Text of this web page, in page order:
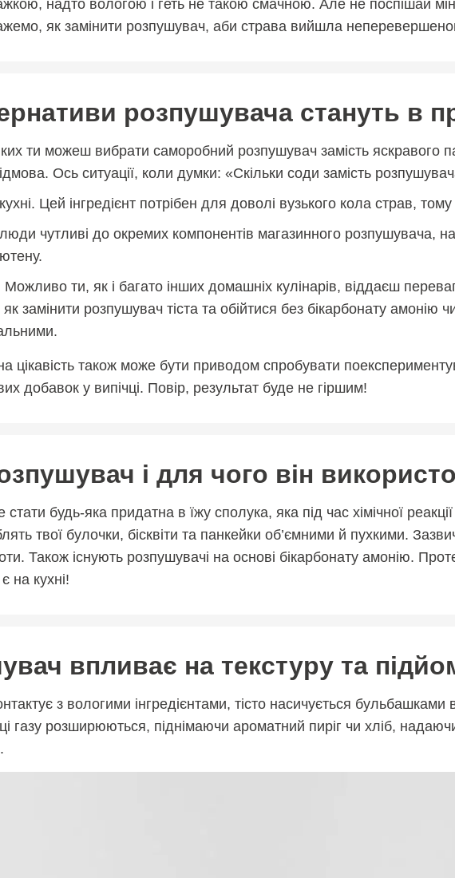
надто вологою і геть не такою смачною. Але не поспішай
як замінити розпушувач, аби страва вийшла
розпушувача стануть в
ти можеш вибрати саморобний розпушувач замість яскравого
Ось ситуації, коли думки: «Скільки соди замість
кухні. Цей інгредієнт потрібен для доволі вузького кола страв,
чутливі до окремих компонентів магазинного розпушувача,
Можливо ти, як і багато інших домашніх кулінарів, віддаєш
замінити розпушувач тіста та обійтися без бікарбонату амонію
цікавість також може бути приводом спробувати
добавок у випічці. Повір, результат буде не гіршим!
і для чого він
будь-яка придатна в їжу сполука, яка під час хімічної
твої булочки, бісквіти та панкейки об’ємними й пухкими.
Також існують розпушувачі на основі бікарбонату амонію.
на кухні!
впливає на текстуру та
з вологими інгредієнтами, тісто насичується
газу розширюються, піднімаючи ароматний пиріг чи хліб,